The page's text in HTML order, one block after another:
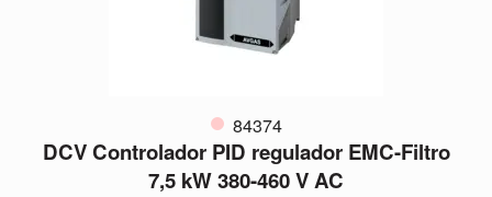
84374
DCV Controlador PID regulador EMC-Filtro
7,5 kW 380-460 V AC